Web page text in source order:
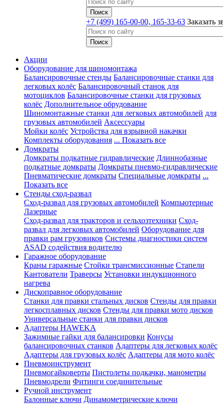
+7 (499) 165-00-00, 165-33-63 Заказать
Акции
Оборудование для шиномонтажа
Балансировочные стенды Балансировочные станки для
легковых колёс Балансировочный станок для
мотоциклов Балансировочные станки для грузовых
колёс Дополнительное обрудование
Шиномонтажные станки для легковых автомобилей для
грузовых автомобилей Аксессуары
Мойки колёс Устройства для взрывной накачки
Комплекты оборудования ... Показать все
Домкраты
Домкраты подкатные гидравлические Длиннобазные
подкатные домкраты Домкраты пневмо-гидравлические
Пневматические домкраты Специальные домкраты ...
Показать все
Стенды сход-развал
Сход-развал для грузовых автомобилей Компьютерные
Лазерные
Сход-развал для тракторов и сельхозтехники Сход-
развал для легковых автомобилей Оборудование для
правки рам грузовиков Системы диагностики систем
ASAD содействия водителю
Гаражное оборудование
Краны гаражные Стойки трансмиссионные Стапели
Кантователи Траверсы Установки индукционного
нагрева
Дископравное оборудование
Станки для правки стальных дисков Стенды для правки
легкосплавных дисков Стенды для правки мото дисков
Универсальные станки для правки дисков
Адаптеры HAWEKA
Зажимные гайки для балансировки Конусы
балансировочных станков Адаптеры для легковых колёс
Адаптеры для грузовых колёс Адаптеры для мото колёс
Пневмоинструмент
Пневмогайковерты Пистолеты подкачки, манометры
Пневмодрели Фитинги соединительные
Ручной инструмент
Балонные ключи Динамометрические ключи